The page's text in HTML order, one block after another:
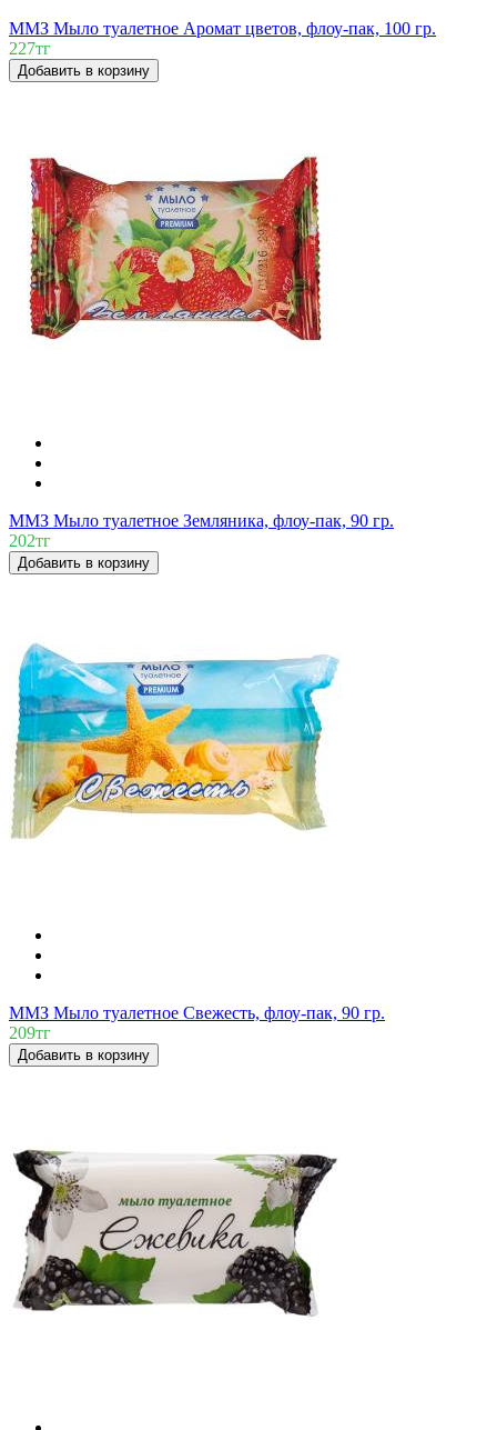
ММЗ Мыло туалетное Аромат цветов, флоу-пак, 100 гр.
227тг
Добавить в корзину
ММЗ Мыло туалетное Земляника, флоу-пак, 90 гр.
202тг
Добавить в корзину
ММЗ Мыло туалетное Свежесть, флоу-пак, 90 гр.
209тг
Добавить в корзину